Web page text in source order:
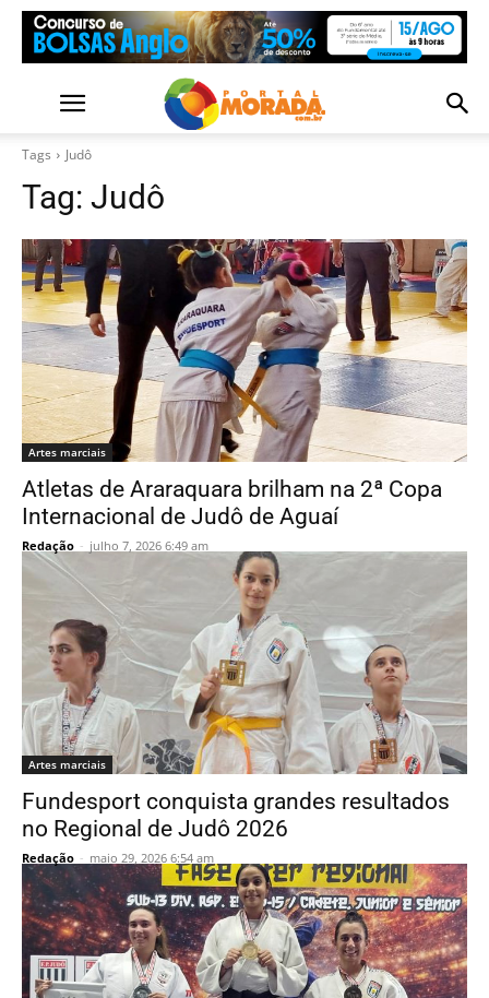
Tags Judô
Tag: Judô
Artes marciais
Atletas de Araraquara brilham na 2ª Copa
Internacional de Judô de Aguaí
Redação - julho 7, 2026 6:49 am
Artes marciais
Fundesport conquista grandes resultados
no Regional de Judô 2026
Redação - maio 29, 2026 6:54 am